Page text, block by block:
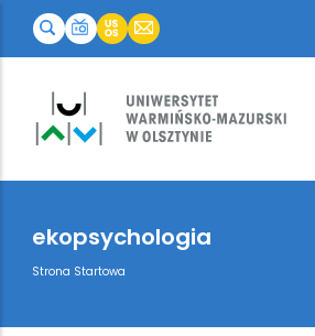
ekopsychologia
Breadcrumb
Strona Startowa